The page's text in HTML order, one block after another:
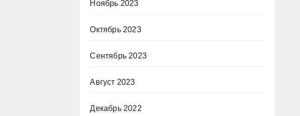
Ноябрь 2023
Октябрь 2023
Сентябрь 2023
Август 2023
Декабрь 2022